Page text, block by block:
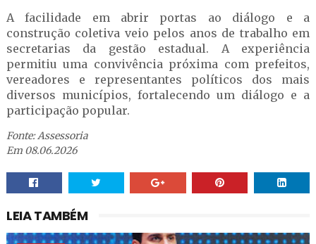
A facilidade em abrir portas ao diálogo e a
construção coletiva veio pelos anos de trabalho em
secretarias da gestão estadual. A experiência
permitiu uma convivência próxima com prefeitos,
vereadores e representantes políticos dos mais
diversos municípios, fortalecendo um diálogo e a
participação popular.
Fonte: Assessoria
Em 08.06.2026
LEIA TAMBÉM